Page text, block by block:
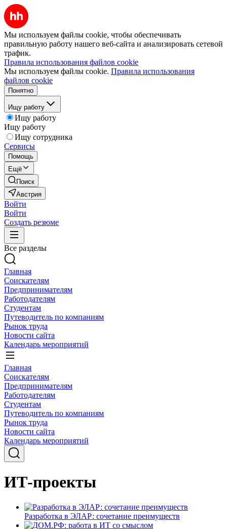
Мы используем файлы cookie, чтобы обеспечивать
правильную работу нашего веб-сайта и анализировать сетевой
трафик.
Правила использования файлов cookie
Мы используем файлы cookie. Правила использования
файлов cookie
Понятно
Ищу работу
Ищу работу
Ищу работу
Ищу сотрудника
Сервисы
Помощь
Ещё
Поиск
Австрия
Войти
Войти
Создать резюме
Все разделы
Главная
Соискателям
Предпринимателям
Работодателям
Студентам
Путеводитель по компаниям
Рынок труда
Новости сайта
Календарь мероприятий
Главная
Соискателям
Предпринимателям
Работодателям
Студентам
Путеводитель по компаниям
Рынок труда
Новости сайта
Календарь мероприятий
ИТ-проекты
Разработка в ЭЛАР: сочетание преимуществ